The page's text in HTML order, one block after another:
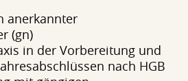
anerkannter
(gn)
in der Vorbereitung und
nach HGB